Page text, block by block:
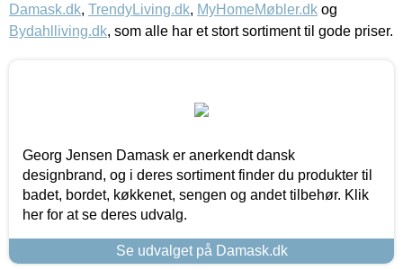
Damask.dk, TrendyLiving.dk, MyHomeMøbler.dk og
Bydahlliving.dk, som alle har et stort sortiment til gode priser.
Georg Jensen Damask er anerkendt dansk
designbrand, og i deres sortiment finder du produkter til
badet, bordet, køkkenet, sengen og andet tilbehør. Klik
her for at se deres udvalg.
Se udvalget på Damask.dk